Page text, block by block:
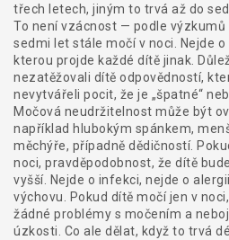
třech letech, jiným to trvá až do
To není vzácnost — podle výzkumů
sedmi let stále močí v noci. Nejde
kterou projde každé dítě jinak.
nezatěžovali dítě odpovědností,
nevytvářeli pocit, že je „špatné“
Močová neudržitelnost může být
například hlubokým spánkem,
měchýře, případně dědičností.
noci, pravděpodobnost, že dítě
vyšší. Nejde o infekci, nejde o
výchovu. Pokud dítě močí jen v
žádné problémy s močením a
úzkosti. Co ale dělat, když to trvá